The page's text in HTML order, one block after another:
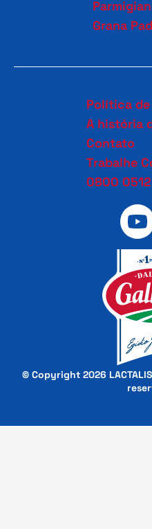
Grana
Política
A história
Contato
Trabalhe
0800
© Copyright 2026